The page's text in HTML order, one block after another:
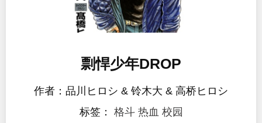
剽悍少年DROP
作者：品川ヒロシ & 铃木大 & 高桥ヒロシ
标签： 格斗 热血 校园